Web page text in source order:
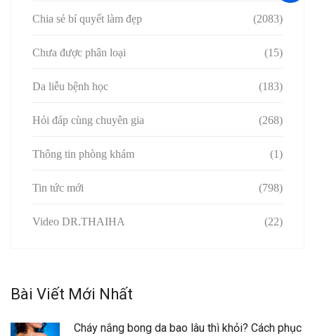
Chia sẻ bí quyết làm đẹp (2083)
Chưa được phân loại (15)
Da liễu bệnh học (183)
Hỏi đáp cùng chuyên gia (268)
Thông tin phòng khám (1)
Tin tức mới (798)
Video DR.THAIHA (22)
Bài Viết Mới Nhất
Cháy nắng bong da bao lâu thì khỏi? Cách phục